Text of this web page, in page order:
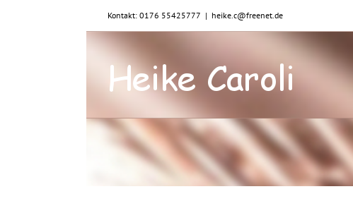
Kontakt: 0176 55425777 | heike.c@freenet.de